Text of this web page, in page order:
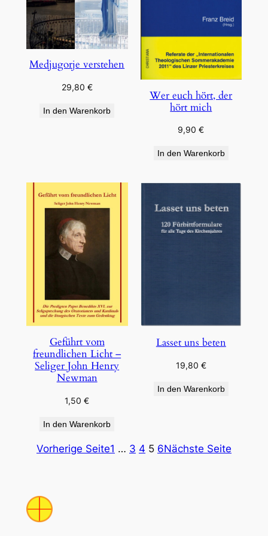
Medjugorje verstehen
29,80 €
In den Warenkorb
Wer euch hört, der
hört mich
9,90€
In den Warenkorb
Geführt vom
freundlichen Licht –
Seliger John Henry
Newman
1,50€
In den Warenkorb
Lasset uns beten
19,80 €
In den Warenkorb
Vorherige Seite1 … 3 4 5 6Nächste Seite